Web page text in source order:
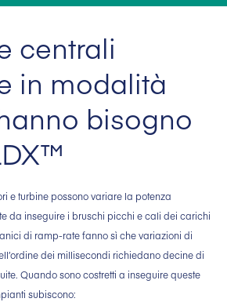
centrali
in modalità
bisogno
e turbine possono variare la potenza
da inseguire i bruschi picchi e cali dei carichi
di ramp-rate fanno sì che variazioni di
dei millisecondi richiedano decine di
Quando sono costretti a inseguire queste
subiscono: